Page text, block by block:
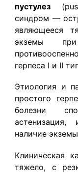
пустулез
синдром —
являющееся
экземы
герпеса I и II
Этиология и
простого
болезни
астенизация,
наличие
Клиническая
тяжело, с